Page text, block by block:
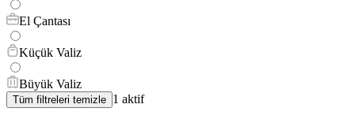
El Çantası
Küçük Valiz
Büyük Valiz
Tüm filtreleri temizle 1 aktif